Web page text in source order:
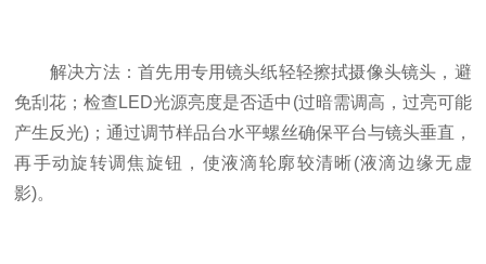
​​解决方法​​：首先用专用镜头纸轻轻擦拭摄像头镜头，避
免刮花；检查LED光源亮度是否适中(过暗需调高，过亮可能
产生反光)；通过调节样品台水平螺丝确保平台与镜头垂直，
再手动旋转调焦旋钮，使液滴轮廓较清晰(液滴边缘无虚
影)。